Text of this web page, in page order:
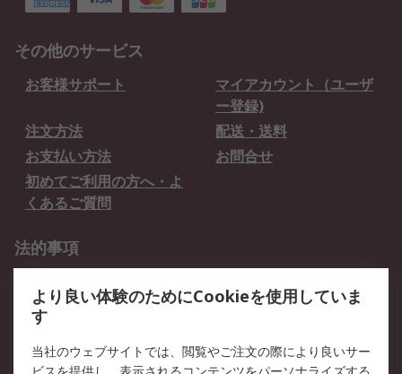
その他のサービス
お客様サポート
マイアカウント（ユーザ
ー登録)
注文方法
配送・送料
お支払い方法
お問合せ
初めてご利用の方へ・よ
くあるご質問
法的事項
クッキーポリシー
RSについて
より良い体験のためにCookieを使用していま
す
当社のウェブサイトでは、閲覧やご注文の際により良いサー